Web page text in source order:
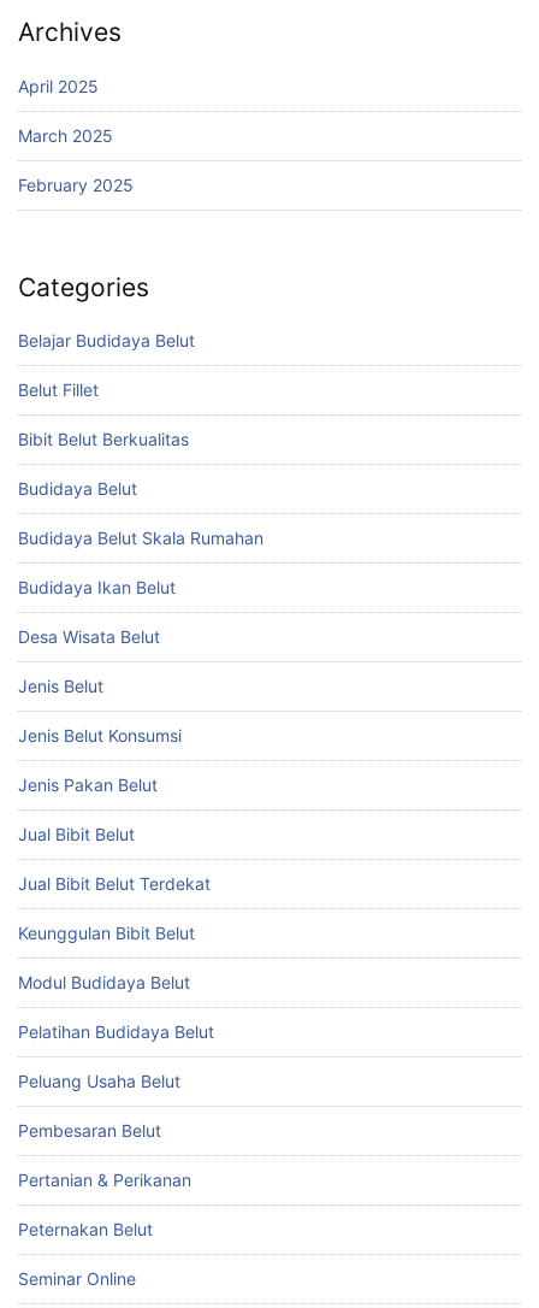
Archives
April 2025
March 2025
February 2025
Categories
Belajar Budidaya Belut
Belut Fillet
Bibit Belut Berkualitas
Budidaya Belut
Budidaya Belut Skala Rumahan
Budidaya Ikan Belut
Desa Wisata Belut
Jenis Belut
Jenis Belut Konsumsi
Jenis Pakan Belut
Jual Bibit Belut
Jual Bibit Belut Terdekat
Keunggulan Bibit Belut
Modul Budidaya Belut
Pelatihan Budidaya Belut
Peluang Usaha Belut
Pembesaran Belut
Pertanian & Perikanan
Peternakan Belut
Seminar Online